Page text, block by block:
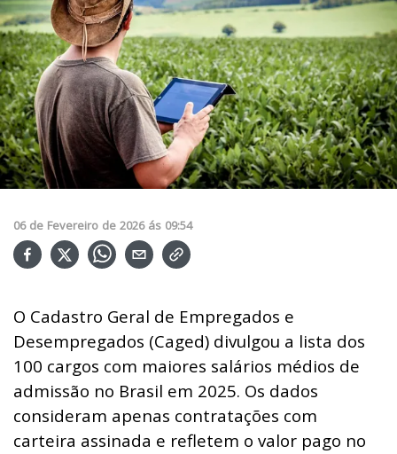
06 de Fevereiro de 2026 ás 09:54
O Cadastro Geral de Empregados e
Desempregados (Caged) divulgou a lista dos
100 cargos com maiores salários médios de
admissão no Brasil em 2025. Os dados
consideram apenas contratações com
carteira assinada e refletem o valor pago no